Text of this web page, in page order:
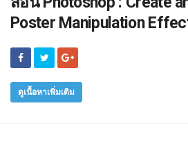
Poster Manipulation
ดูเนื้อหาเพิ่มเติม